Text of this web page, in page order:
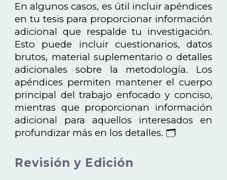
En algunos casos, es útil incluir apéndices
en tu tesis para proporcionar información
adicional que respalde tu investigación.
Esto puede incluir cuestionarios, datos
brutos, material suplementario o detalles
adicionales sobre la metodología. Los
apéndices permiten mantener el cuerpo
principal del trabajo enfocado y conciso,
mientras que proporcionan información
adicional para aquellos interesados en
profundizar más en los detalles. 🗂️
Revisión y Edición